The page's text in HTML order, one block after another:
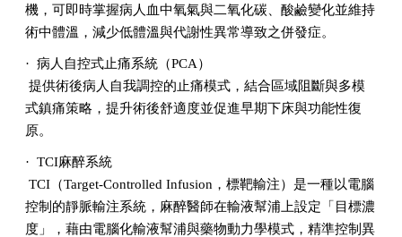
機，可即時掌握病人血中氧氣與二氧化碳、酸鹼變化並維持
術中體溫，減少低體溫與代謝性異常導致之併發症。
· 病人自控式止痛系統（PCA）
提供術後病人自我調控的止痛模式，結合區域阻斷與多模
式鎮痛策略，提升術後舒適度並促進早期下床與功能性復
原。
· TCI麻醉系統
TCI（Target‑Controlled Infusion，標靶輸注）是一種以電腦
控制的靜脈輸注系統，麻醉醫師在輸液幫浦上設定「目標濃
度」，藉由電腦化輸液幫浦與藥物動力學模式，精準控制異